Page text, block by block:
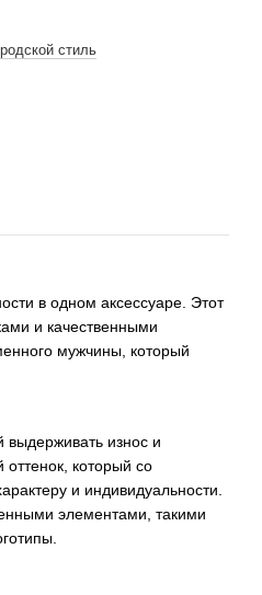
стиль
в одном аксессуаре. Этот
и качественными
мужчины, который
выдерживать износ и
оттенок, который со
и индивидуальности.
элементами, такими